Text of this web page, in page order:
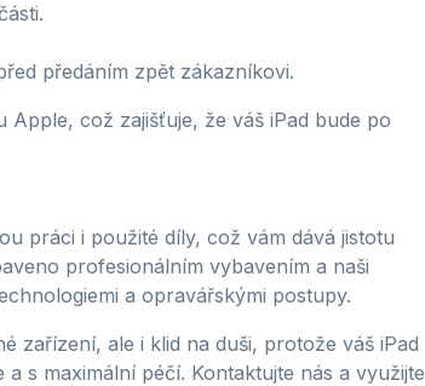
předáním zpět zákazníkovi.
což zajišťuje, že váš iPad bude po
práci i použité díly, což vám dává jistotu
profesionálním vybavením a naši
a opravářskými postupy.
zařízení, ale i klid na duši, protože váš iPad
s maximální péčí. Kontaktujte nás a využijte